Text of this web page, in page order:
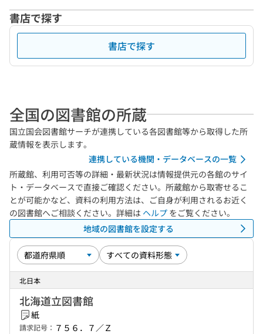
書店で探す
書店で探す
全国の図書館の所蔵
国立国会図書館サーチが連携している各図書館等から取得した所
蔵情報を表示します。
連携している機関・データベースの一覧
所蔵館、利用可否等の詳細・最新状況は情報提供元の各館のサイ
ト・データベースで直接ご確認ください。所蔵館から取寄せるこ
とが可能かなど、資料の利用方法は、ご自身が利用されるお近く
の図書館へご相談ください。詳細は ヘルプ をご覧ください。
地域の図書館を設定する
北日本
北海道立図書館
紙
請求記号： ７５６．７／Ｚ